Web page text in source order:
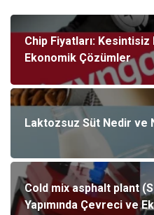
Chip Fiyatları:
Ekonomik Çözümler
Laktozsuz Süt Nedir ve
Cold mix asphalt plant
Yapımında Çevreci ve